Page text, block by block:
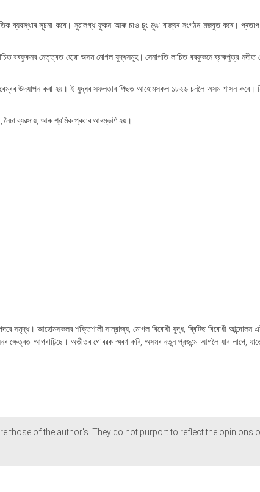
সূচনা কৰে। সুৱালগ্ধ ফুকন আৰু চাও চুং মুঙ: ৰাজ্যৰ সংগঠন মজবুত কৰে। প্ৰতাপ
নেতৃত্বত হোৱা অসম-মোগল যুদ্ধসমূহ। সেনাপতি লাচিত বৰফুকনে ব্রহ্মপুত্র নদীত
উদযাপন কৰা হয়। ই যুদ্ধৰ সফলতাৰ পিছত আহোমসকল ১৮২৬ চনলৈ অসম শাসন কৰে।
নৈচা ব্যৱসায়, আৰু শ্রমিক প্ৰথাৰ আৰম্ভণি হয়।
সমৃদ্ধ। আহোমসকলৰ শক্তিশালী সাম্রাজ্য, মোগল-বিৰোধী যুদ্ধ, ব্ৰিটিছ-বিৰোধী আন্দোলন-
ক্ষেত্ৰত আগবাঢ়িছে। অতীতৰ গৌৰৱক স্মৰণ কৰি, অসমৰ নতুন প্রজন্মে আগলৈ যাব লাগে,
those of the author's. They do not purport to reflect the opinions